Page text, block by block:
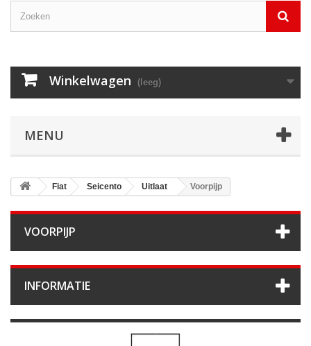
Winkelwagen (leeg)
MENU
Fiat Seicento Uitlaat Voorpijp
VOORPIJP
INFORMATIE